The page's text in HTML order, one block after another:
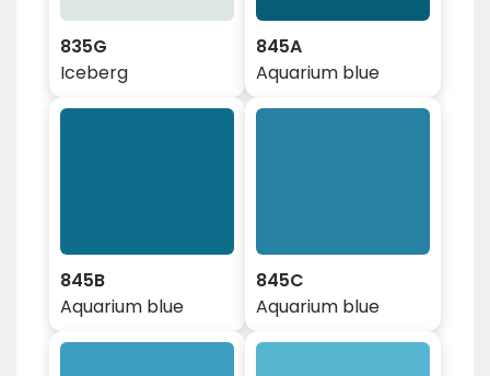
835G
Iceberg
845A
Aquarium blue
845B
Aquarium blue
845C
Aquarium blue